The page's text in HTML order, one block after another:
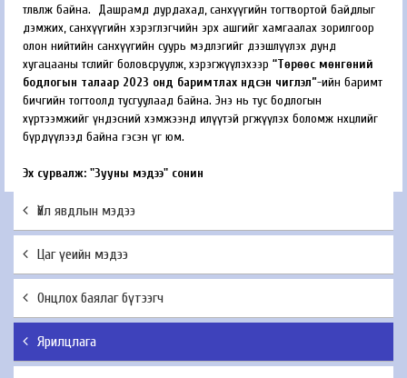
төлөвлөж байна. Дашрамд дурдахад, санхүүгийн тогтвортой байдлыг
дэмжих, санхүүгийн хэрэглэгчийн эрх ашгийг хамгаалах зорилгоор
олон нийтийн санхүүгийн суурь мэдлэгийг дээшлүүлэх дунд
хугацааны төслийг боловсруулж, хэрэгжүүлэхээр “Төрөөс мөнгөний
бодлогын талаар 2023 онд баримтлах үндсэн чиглэл”-ийн баримт
бичгийн тогтоолд тусгуулаад байна. Энэ нь тус бодлогын
хүртээмжийг үндэсний хэмжээнд илүүтэй өргөжүүлэх боломж нөхцөлийг
бүрдүүлээд байна гэсэн үг юм.
Эх сурвалж: "Зууны мэдээ" сонин
Үйл явдлын мэдээ
Цаг үеийн мэдээ
Онцлох баялаг бүтээгч
Ярилцлага